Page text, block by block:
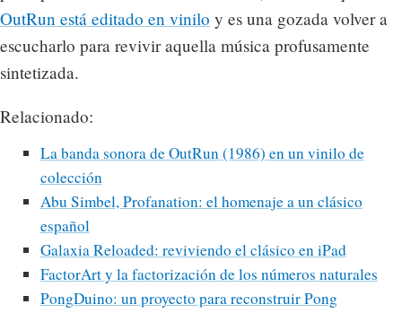
OutRun está editado en vinilo y es una gozada volver a
escucharlo para revivir aquella música profusamente
sintetizada.
Relacionado:
La banda sonora de OutRun (1986) en un vinilo de
colección
Abu Simbel, Profanation: el homenaje a un clásico
español
Galaxia Reloaded: reviviendo el clásico en iPad
FactorArt y la factorización de los números naturales
PongDuino: un proyecto para reconstruir Pong